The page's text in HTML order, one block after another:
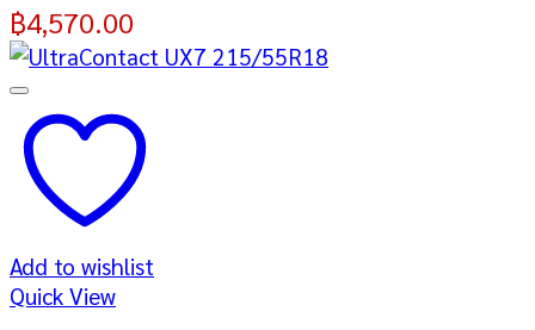
฿4,570.00
Add to wishlist
Quick View